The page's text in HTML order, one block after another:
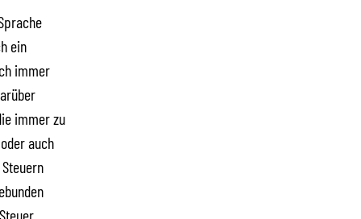
ein
immer
immer zu
auch